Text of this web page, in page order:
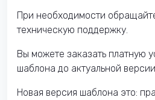
При необходимости
техническую поддержку.
Вы можете заказать платную
шаблона до актуальной
Новая версия шаблона это: